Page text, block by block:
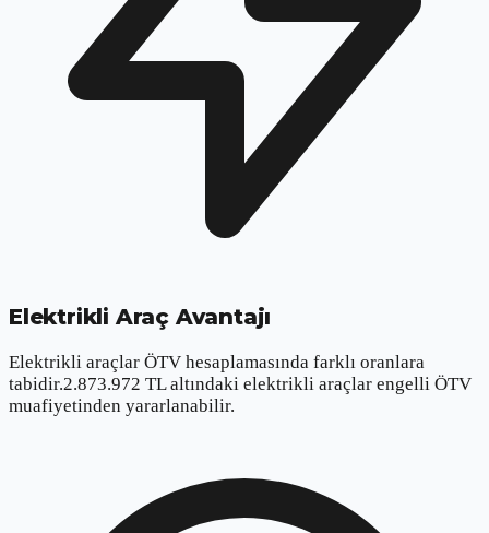
Elektrikli Araç Avantajı
Elektrikli araçlar ÖTV hesaplamasında farklı oranlara
tabidir.2.873.972 TL altındaki elektrikli araçlar engelli ÖTV
muafiyetinden yararlanabilir.